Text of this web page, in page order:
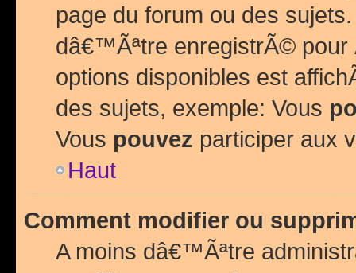
page du forum ou des
dâ€™Ãªtre enregistrÃ©
options disponibles est
des sujets, exemple: Vous
Vous pouvez participer aux
Haut
Comment modifier ou
A moins dâ€™Ãªtre